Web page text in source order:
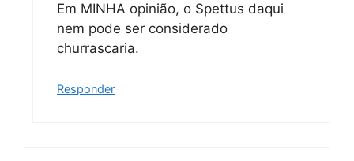
Em MINHA opinião, o Spettus daqui
nem pode ser considerado
churrascaria.
Responder